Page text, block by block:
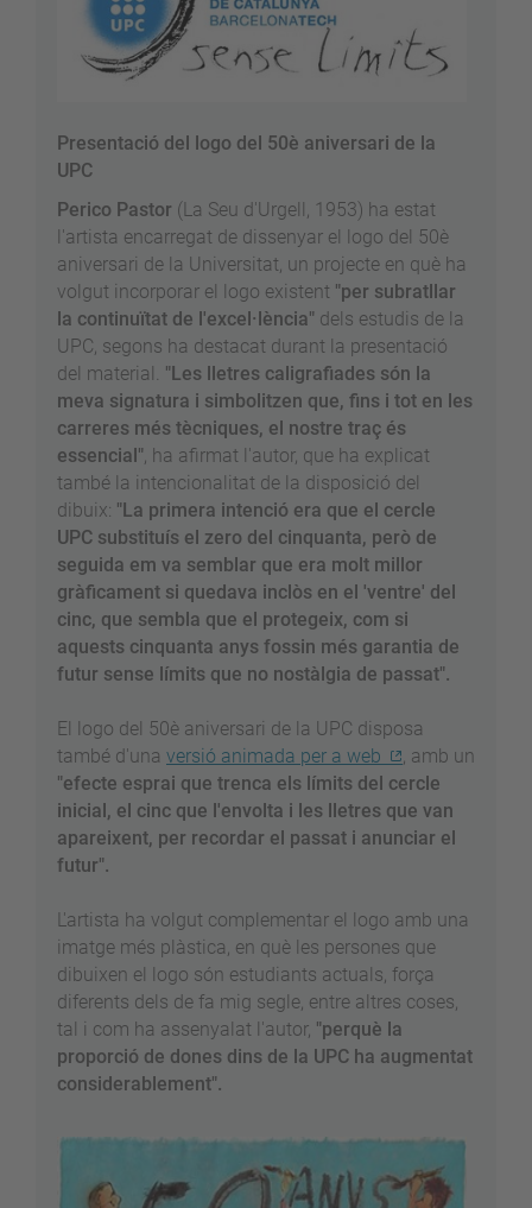
Presentació del logo del 50è aniversari de la
UPC
Perico Pastor (La Seu d'Urgell, 1953) ha estat
l'artista encarregat de dissenyar el logo del 50è
aniversari de la Universitat, un projecte en què ha
volgut incorporar el logo existent "per subratllar
la continuïtat de l'excel·lència" dels estudis de la
UPC, segons ha destacat durant la presentació
del material. "Les lletres caligrafiades són la
meva signatura i simbolitzen que, fins i tot en les
carreres més tècniques, el nostre traç és
essencial" , ha afirmat l'autor, que ha explicat
també la intencionalitat de la disposició del
dibuix: "La primera intenció era que el cercle
UPC substituís el zero del cinquanta, però de
seguida em va semblar que era molt millor
gràficament si quedava inclòs en el 'ventre' del
cinc, que sembla que el protegeix, com si
aquests cinquanta anys fossin més garantia de
futur sense límits que no nostàlgia de passat".
El logo del 50è aniversari de la UPC disposa
també d'una versió animada per a web
, amb un
"efecte esprai que trenca els límits del cercle
inicial, el cinc que l'envolta i les lletres que van
apareixent, per recordar el passat i anunciar el
futur".
L'artista ha volgut complementar el logo amb una
imatge més plàstica, en què les persones que
dibuixen el logo són estudiants actuals, força
diferents dels de fa mig segle, entre altres coses,
tal i com ha assenyalat l'autor, "perquè la
proporció de dones dins de la UPC ha augmentat
considerablement".